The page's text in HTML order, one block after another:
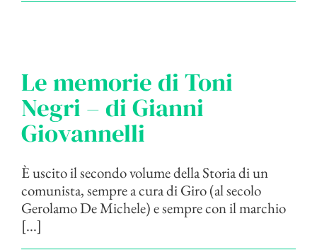
Le memorie di Toni
Negri – di Gianni
Giovannelli
È uscito il secondo volume della Storia di un
comunista, sempre a cura di Giro (al secolo
Gerolamo De Michele) e sempre con il marchio
[...]